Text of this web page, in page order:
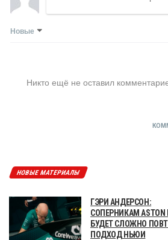
Новые
Никто ещё не оставил
НОВЫЕ МАТЕРИАЛЫ
ГЭРИ АНДЕРСОН:
СОПЕРНИКАМ ASTON
БУДЕТ СЛОЖНО
ПОДХОД НЬЮИ